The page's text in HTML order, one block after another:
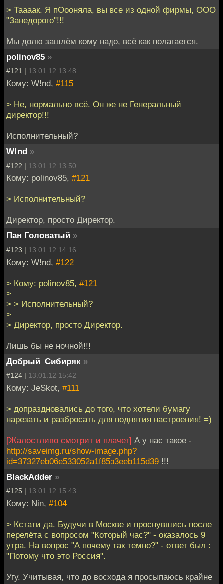
> Таааак. Я пОооняла, вы все из одной фирмы, ООО
"Занедорого"!!!
Мы долю зашлём кому надо, всё как полагается.
polinov85 »
#121 | 13.01.12 13:48
Кому: W!nd, #115
> Не, нормально всё. Он же не Генеральный
директор!!!
Исполнительный?
W!nd »
#122 | 13.01.12 13:50
Кому: polinov85, #121
> Исполнительный?
Директор, просто Директор.
Пан Головатый »
#123 | 13.01.12 14:16
Кому: W!nd, #122
> Кому: polinov85, #121
>
> > Исполнительный?
>
> Директор, просто Директор.
Лишь бы не ночной!!!
Добрый_Сибиряк »
#124 | 13.01.12 15:42
Кому: JeSkot, #111
> допраздновались до того, что хотели бумагу
нарезать и разбросать для поднятия настроения! =)
[Жалостливо смотрит и плачет] А у нас такое -
http://saveimg.ru/show-image.php?
id=37327eb06e533052a1f85b3eeb115d39 !!!
BlackAdder »
#125 | 13.01.12 15:43
Кому: Nin, #104
> Кстати да. Будучи в Москве и проснувшись после
перелёта с вопросом "Который час?" - оказалось 9
утра. На вопpос "А почему так темно?" - ответ был :
"Потому что это Россия".
Угу. Учитывая, что до восхода я просыпаюсь крайне